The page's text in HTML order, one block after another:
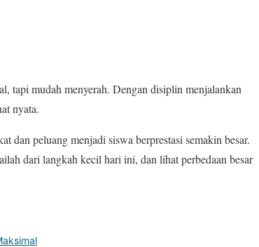
tapi mudah menyerah. Dengan disiplin menjalankan
nyata.
dan peluang menjadi siswa berprestasi semakin besar.
dari langkah kecil hari ini, dan lihat perbedaan besar